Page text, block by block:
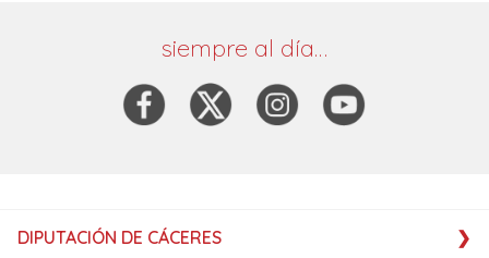
siempre al día…
DIPUTACIÓN DE CÁCERES